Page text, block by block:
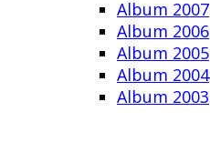
Album 2007
Album 2006
Album 2005
Album 2004
Album 2003